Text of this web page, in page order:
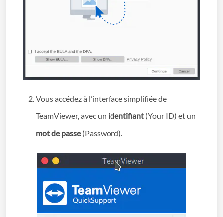
Vous accédez à l’interface simplifiée de
TeamViewer, avec un identifiant (Your ID) et un
mot de passe(Password).